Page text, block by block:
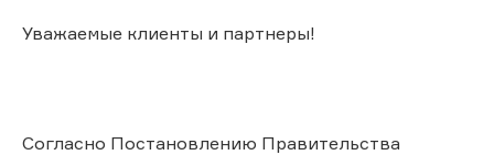
Уважаемые клиенты и партнеры!
Согласно Постановлению Правительства